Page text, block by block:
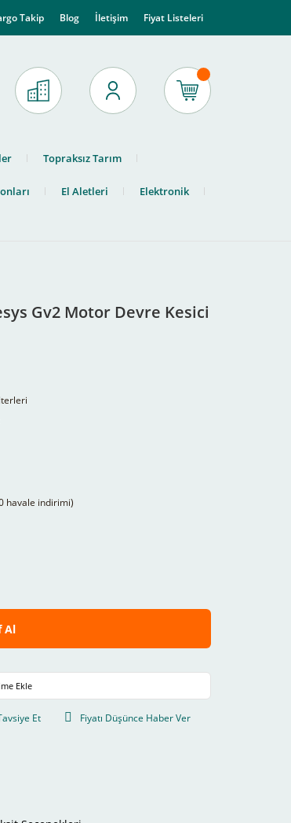
Takip Blog İletişim Fiyat Listeleri
Topraksız Tarım
El Aletleri Elektronik
Gv2 Motor Devre Kesici
havale indirimi)
Al
Et Fiyatı Düşünce Haber Ver